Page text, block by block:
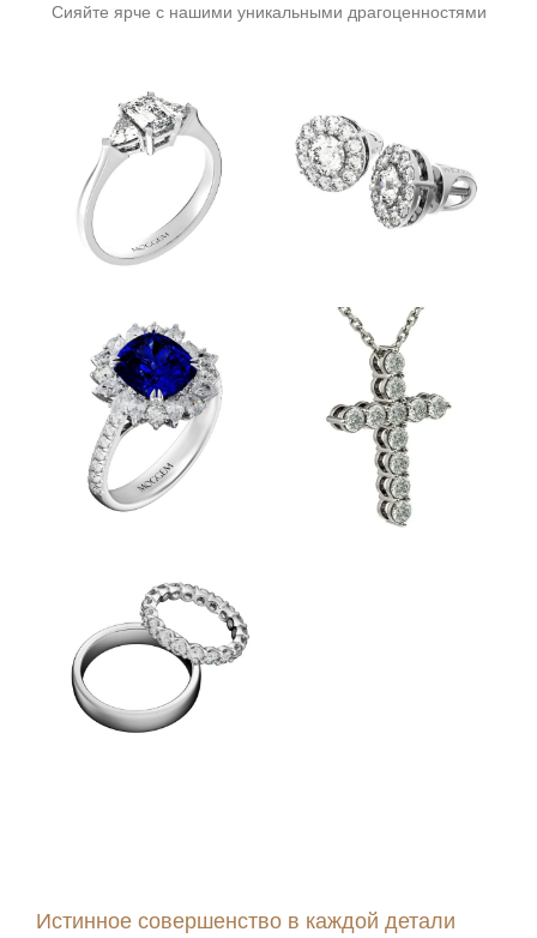
Сияйте ярче с нашими уникальными драгоценностями
ПОМОЛВОЧНЫЕ
КОЛЬЦА
СЕРЬГИ
Истинное совершенство в каждой детали